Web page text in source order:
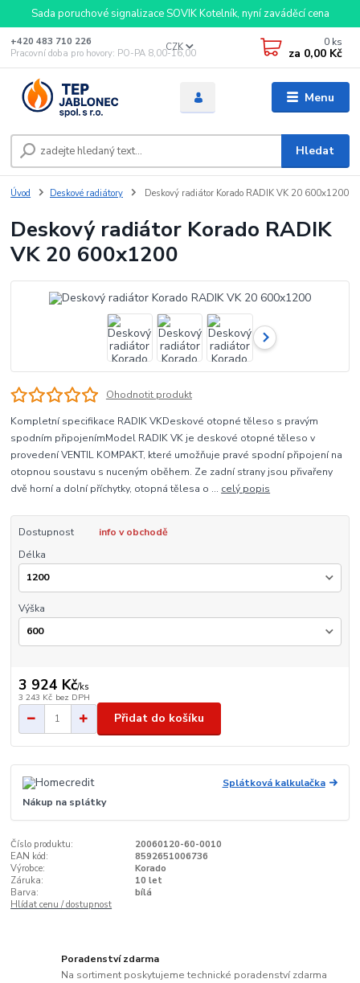
Sada poruchové signalizace SOVIK Kotelník, nyní zaváděcí cena
Menu
CZK
Hledat
+420 483 710 226
Pracovní doba pro hovory: PO-PA 8,00-16,00
0 ks
za 0,00 Kč
Úvod Deskové radiátory Deskový radiátor Korado RADIK VK 20 600x1200
Deskový radiátor Korado RADIK
VK 20 600x1200
Ohodnotit produkt
Kompletní specifikace RADIK VKDeskové otopné těleso s pravým
spodním připojenímModel RADIK VK je deskové otopné těleso v
provedení VENTIL KOMPAKT, které umožňuje pravé spodní připojení na
otopnou soustavu s nuceným oběhem. Ze zadní strany jsou přivařeny
dvě horní a dolní příchytky, otopná tělesa o ... celý popis
Dostupnost
info v obchodě
Délka
Výška
3 924 Kč/ks
3 243 Kč bez DPH
Přidat do košíku
Splátková kalkulačka
Nákup na splátky
Číslo produktu:
20060120-60-0010
EAN kód:
8592651006736
Výrobce:
Korado
Záruka:
10 let
Barva:
bílá
Hlídat cenu / dostupnost
Poradenství zdarma
Na sortiment poskytujeme technické poradenství zdarma